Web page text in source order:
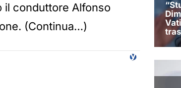
il conduttore Alfonso
(Continua…)